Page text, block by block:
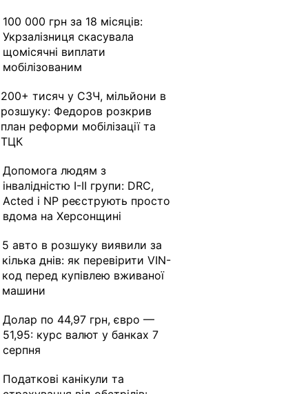
100 000 грн за 18 місяців:
Укрзалізниця скасувала
щомісячні виплати
мобілізованим
200+ тисяч у СЗЧ, мільйони в
розшуку: Федоров розкрив
план реформи мобілізації та
ТЦК
Допомога людям з
інвалідністю I-II групи: DRC,
Acted і NP реєструють просто
вдома на Херсонщині
5 авто в розшуку виявили за
кілька днів: як перевірити VIN-
код перед купівлею вживаної
машини
Долар по 44,97 грн, євро —
51,95: курс валют у банках 7
серпня
Податкові канікули та